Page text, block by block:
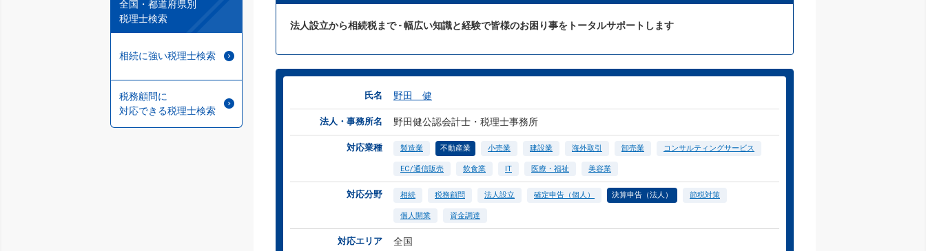
全国・都道府県別
税理士検索
相続に強い税理士検索
税務顧問に
対応できる税理士検索
法人設立から相続税まで - 幅広い知識と経験で皆様のお困り事をトータルサポートします
氏名 野田 健
法人・事務所名 野田健公認会計士・税理士事務所
対応業種 製造業 不動産業 小売業 建設業 海外取引 卸売業 コンサルティングサービス
EC/通信販売 飲食業 IT 医療・福祉 美容業
対応分野 相続 税務顧問 法人設立 確定申告（個人） 決算申告（法人） 節税対策
個人開業 資金調達
対応エリア 全国